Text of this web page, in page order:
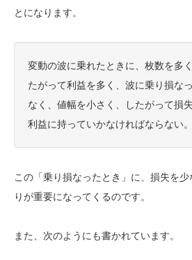
とになります。
変動の波に乗れたときに、枚数を多
たがって利益を多く、波に乗り損な
なく、値幅を小さく、したがって損
利益に持っていかなければならない。
この「乗り損なったとき」に、損失を
りが重要になってくるのです。
また、次のようにも書かれています。